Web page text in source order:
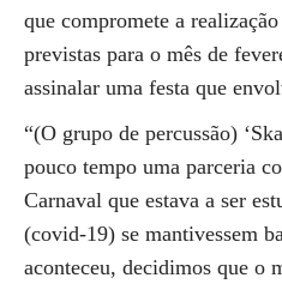
que compromete a
previstas para o mês de
assinalar uma festa que
“(O grupo de percussão)
pouco tempo uma parceria
Carnaval que estava a ser
(covid-19) se mantivessem
aconteceu, decidimos que o